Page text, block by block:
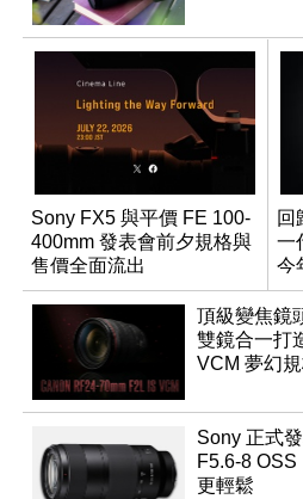
Sony FX5 與平價 FE 100-
400mm 發表會前夕規格與
售價全面流出
回
一
今
頂級變焦鏡
雙鏡合一打
VCM 夢幻
Sony 正式
F5.6-8
更輕鬆